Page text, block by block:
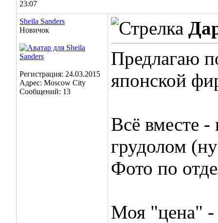
23:07
Sheila Sanders
Новичок
Регистрация: 24.03.2015
Адрес: Moscow City
Сообщений: 13
Предлагаю
японской
Всё вместе -
грудолом
Фото по
Моя "цена" -